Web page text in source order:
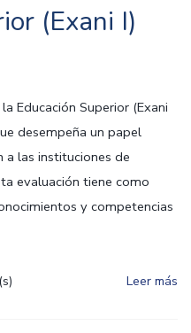
(Exani I)
Educación Superior (Exani
desempeña un papel
a las instituciones de
evaluación tiene como
y competencias
Leer más